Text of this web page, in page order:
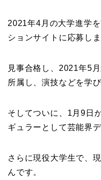
2021年4月の大学進学
ションサイトに応募しま
見事合格し、2021年5
所属し、演技などを学び
そしてついに、1月9日
ギュラーとして芸能界
さらに現役大学生で、
んです。